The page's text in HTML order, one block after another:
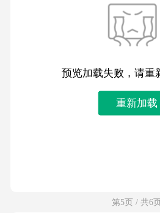
预览加载失败，请重
重新加载
第5页 / 共6